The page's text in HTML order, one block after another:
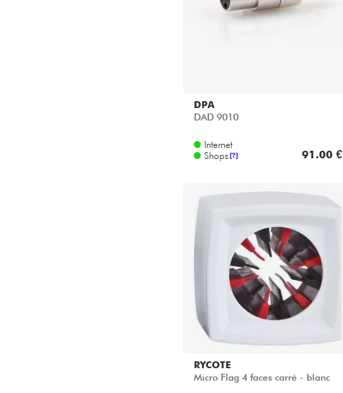
DPA
DAD 9010
Internet
Shops [?] 91.00 €
RYCOTE
Micro Flag 4 faces carré - blanc